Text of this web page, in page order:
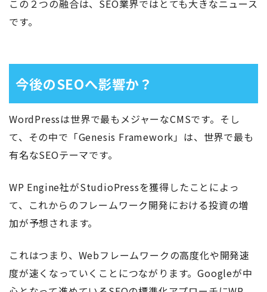
この２つの融合は、SEO業界ではとても大きなニュース
です。
今後のSEOへ影響か？
WordPressは世界で最もメジャーなCMSです。そし
て、その中で「Genesis Framework」は、世界で最も
有名なSEOテーマです。
WP Engine社がStudioPressを獲得したことによっ
て、これからのフレームワーク開発における投資の増
加が予想されます。
これはつまり、Webフレームワークの高度化や開発速
度が速くなっていくことにつながります。Googleが中